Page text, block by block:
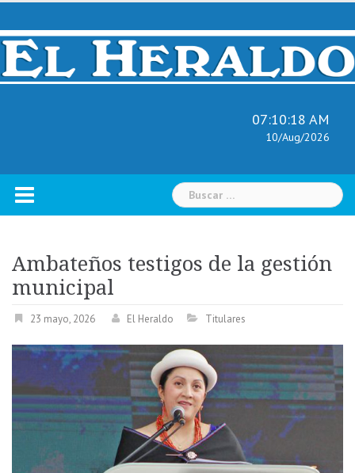
Skip
content
07:10:19 AM
10/Aug/2026
Buscar:
Ambateños testigos de la gestión
municipal
23 mayo, 2026 El Heraldo Titulares